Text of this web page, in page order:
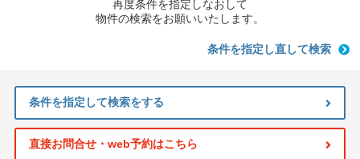
再度条件を指定しなおして
物件の検索をお願いいたします。
条件を指定し直して検索
条件を指定して検索をする
直接お問合せ・web予約はこちら